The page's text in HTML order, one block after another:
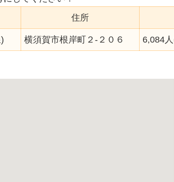
住所
横須賀市根岸町２-２０６ 6,084